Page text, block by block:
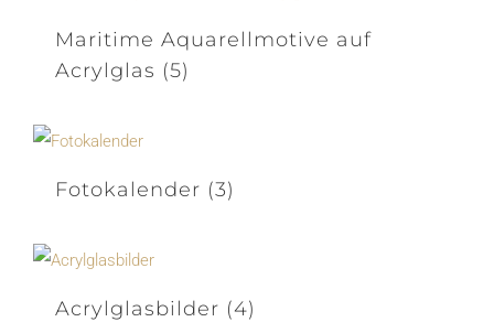
Maritime Aquarellmotive auf
Acrylglas (5)
Fotokalender (3)
Acrylglasbilder (4)